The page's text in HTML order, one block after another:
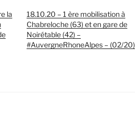
la
18.10.20 – 1 ère mobilisation à
Chabreloche (63) et en gare de
Noirétable (42) –
#AuvergneRhoneAlpes – (02/20)